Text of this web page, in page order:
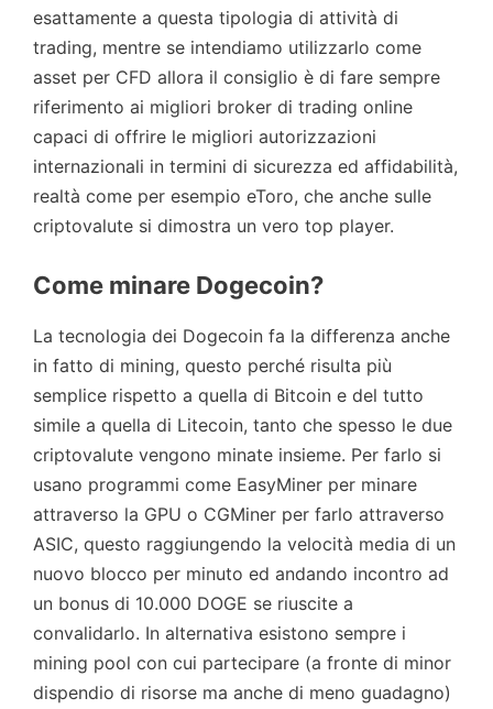
esattamente a questa tipologia di attività di
trading, mentre se intendiamo utilizzarlo come
asset per CFD allora il consiglio è di fare sempre
riferimento ai migliori broker di trading online
capaci di offrire le migliori autorizzazioni
internazionali in termini di sicurezza ed affidabilità,
realtà come per esempio eToro, che anche sulle
criptovalute si dimostra un vero top player.
Come minare Dogecoin?
La tecnologia dei Dogecoin fa la differenza anche
in fatto di mining, questo perché risulta più
semplice rispetto a quella di Bitcoin e del tutto
simile a quella di Litecoin, tanto che spesso le due
criptovalute vengono minate insieme. Per farlo si
usano programmi come EasyMiner per minare
attraverso la GPU o CGMiner per farlo attraverso
ASIC, questo raggiungendo la velocità media di un
nuovo blocco per minuto ed andando incontro ad
un bonus di 10.000 DOGE se riuscite a
convalidarlo. In alternativa esistono sempre i
mining pool con cui partecipare (a fronte di minor
dispendio di risorse ma anche di meno guadagno)